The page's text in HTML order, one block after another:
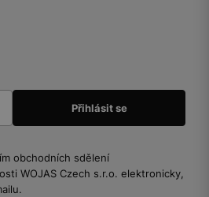
obchodních sdělení
WOJAS Czech s.r.o. elektronicky,